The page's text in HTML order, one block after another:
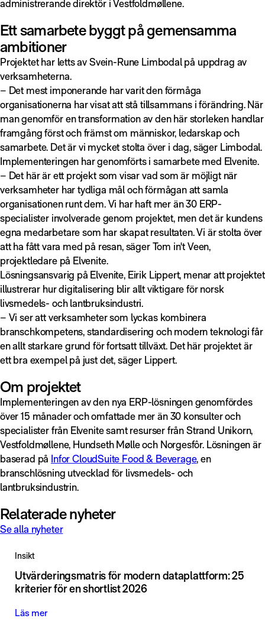
administrerande direktör i Vestfoldmøllene.
Ett samarbete byggt på gemensamma
ambitioner
Projektet har letts av Svein-Rune Limbodal på uppdrag av
verksamheterna.
– Det mest imponerande har varit den förmåga
organisationerna har visat att stå tillsammans i förändring. När
man genomför en transformation av den här storleken handlar
framgång först och främst om människor, ledarskap och
samarbete. Det är vi mycket stolta över i dag, säger Limbodal.
Implementeringen har genomförts i samarbete med Elvenite.
– Det här är ett projekt som visar vad som är möjligt när
verksamheter har tydliga mål och förmågan att samla
organisationen runt dem. Vi har haft mer än 30 ERP-
specialister involverade genom projektet, men det är kundens
egna medarbetare som har skapat resultaten. Vi är stolta över
att ha fått vara med på resan, säger Tom in't Veen,
projektledare på Elvenite.
Lösningsansvarig på Elvenite, Eirik Lippert, menar att projektet
illustrerar hur digitalisering blir allt viktigare för norsk
livsmedels- och lantbruksindustri.
– Vi ser att verksamheter som lyckas kombinera
branschkompetens, standardisering och modern teknologi får
en allt starkare grund för fortsatt tillväxt. Det här projektet är
ett bra exempel på just det, säger Lippert.
Om projektet
Implementeringen av den nya ERP-lösningen genomfördes
över 15 månader och omfattade mer än 30 konsulter och
specialister från Elvenite samt resurser från Strand Unikorn,
Vestfoldmøllene, Hundseth Mølle och Norgesfôr. Lösningen är
baserad på Infor CloudSuite Food & Beverage, en
branschlösning utvecklad för livsmedels- och
lantbruksindustrin.
Relaterade nyheter
Se alla nyheter
Insikt
Utvärderingsmatris för modern dataplattform: 25
kriterier för en shortlist 2026
Läs mer